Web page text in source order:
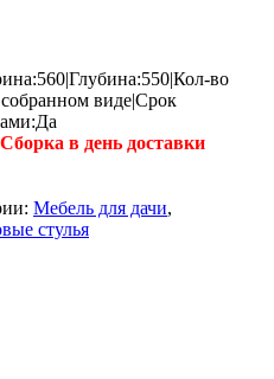
во
виде|Срок
в день доставки
Мебель для дачи,
стулья